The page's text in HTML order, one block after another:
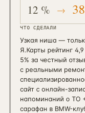
12 %
ЧТО СДЕЛАЛИ
Узкая ниша —
Я.Карты рейтинг
5% за честный
с реальными
сайт с онлайн-
напоминаний о ТО
сарафан в BMW-